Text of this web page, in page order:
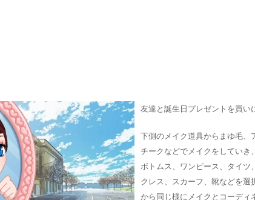
友達と誕生日プレゼントを買い
下側のメイク道具からまゆ毛、
チークなどでメイクをしていき
ボトムス、ワンピース、タイツ
クレス、スカーフ、靴などを選
から同じ様にメイクとコーディ